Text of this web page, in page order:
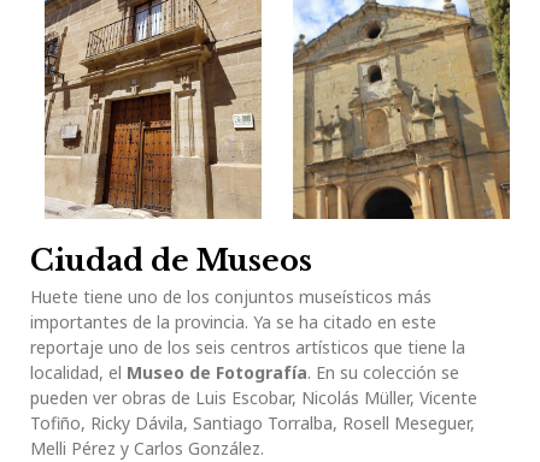
Ciudad de Museos
Huete tiene uno de los conjuntos museísticos más
importantes de la provincia. Ya se ha citado en este
reportaje uno de los seis centros artísticos que tiene la
localidad, el Museo de Fotografía. En su colección se
pueden ver obras de Luis Escobar, Nicolás Müller, Vicente
Tofiño, Ricky Dávila, Santiago Torralba, Rosell Meseguer,
Melli Pérez y Carlos González.